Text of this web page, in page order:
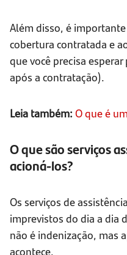
Além disso, é
cobertura contratada e
que você precisa
após a contratação).
Leia também: O que é
O que são serviços
acioná-los?
Os serviços de
imprevistos do dia a dia
não é indenização, mas
acontece.